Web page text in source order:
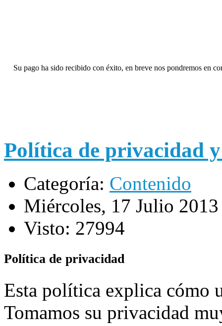
Su pago ha sido recibido con éxito, en breve nos pondremos en
Política de privacidad
Categoría: Contenido
Miércoles, 17 Julio
Visto: 27994
Política de privacidad
Esta política explica cómo
Tomamos su privacidad